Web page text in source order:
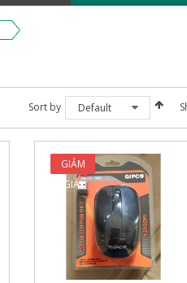
Sort by Default
GIẢM
GIÁ!